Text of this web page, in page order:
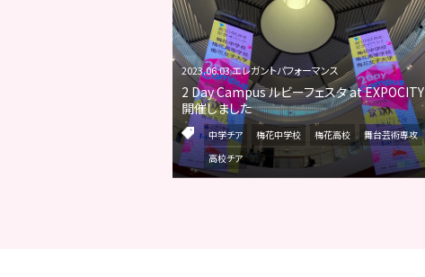
2023.06.03 エレガントパフォーマンス
2 Day Campus ルビーフェスタ at EXPOCITY
開催しました
中学チア 梅花中学校 梅花高校
舞台芸術専攻
高校チア